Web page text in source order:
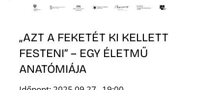
„AZT A FEKETÉT KI KELLETT
FESTENI” – EGY ÉLETMŰ
ANATÓMIÁJA